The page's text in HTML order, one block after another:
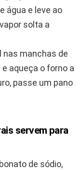
água e leve ao
solta a
nas manchas de
aqueça o forno a
passe um pano
servem para
de sódio,